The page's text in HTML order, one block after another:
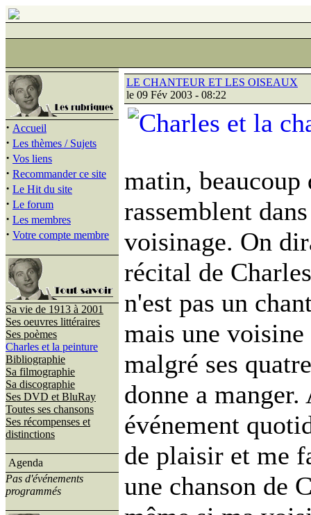
· Accueil
· Les thèmes / Sujets
· Vos liens
· Recommander ce site
· Le Hit du site
· Le forum
· Les membres
· Votre compte membre
Sa vie de 1913 à 2001
Ses oeuvres littéraires
Ses poèmes
Charles et la peinture
Bibliographie
Sa filmographie
Sa discographie
Ses DVD et BluRay
Toutes ses chansons
Ses récompenses et
distinctions
Agenda
Pas d'événements
programmés
LE CHANTEUR ET LES OISEAUX
le 09 Fév 2003 - 08:22
matin, beaucoup
rassemblent
voisinage. On
récital de
n'est pas un
mais une
malgré ses
donne a manger.
événement
de plaisir et me
une chanson de